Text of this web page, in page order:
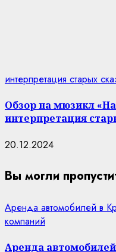
интерпретация старых
Обзор на мюзикл
интерпретация
20.12.2024
Вы могли
Аренда автомобилей в
компаний
Аренда